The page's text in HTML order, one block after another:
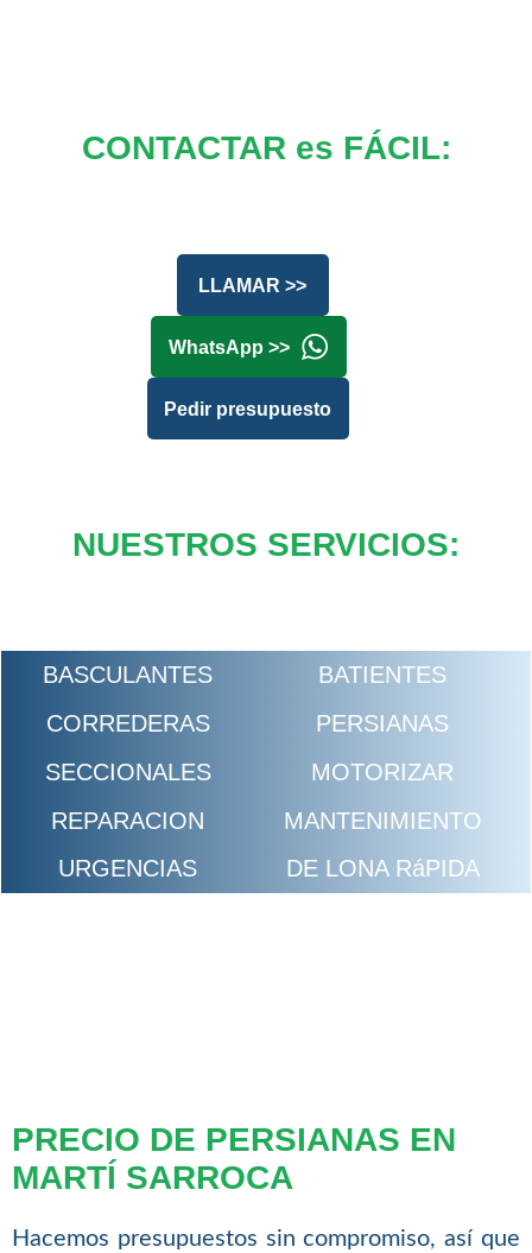
CONTACTAR es FÁCIL:
LLAMAR >>
WhatsApp >>
Pedir presupuesto
NUESTROS SERVICIOS:
BASCULANTES
BATIENTES
CORREDERAS
PERSIANAS
SECCIONALES
MOTORIZAR
REPARACION
MANTENIMIENTO
URGENCIAS
DE LONA RáPIDA
PRECIO DE PERSIANAS EN
MARTÍ SARROCA
Hacemos presupuestos sin compromiso, así que